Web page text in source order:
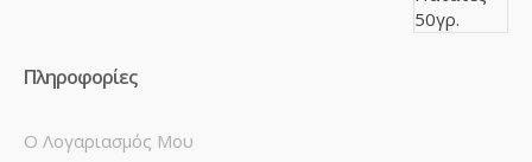
Πληροφορίες
Ο Λογαριασμός Μου